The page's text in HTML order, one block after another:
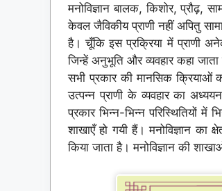
मनोविज्ञान बालक, किशोर, प्रौढ़,
केवल जैविकीय प्राणी नहीं अपितु
है। चूँकि इस प्रक्रिया में प्राणी
जिन्हें अनुभूति और व्यवहार कहा
सभी प्रकार की मानसिक क्रियाओं
उत्पन्न प्राणी के व्यवहार का
प्रकार भिन्न-भिन्न परिस्थितियों
शाखाएँ हो गयी हैं। मनोविज्ञान
किया जाता है। मनोविज्ञान की